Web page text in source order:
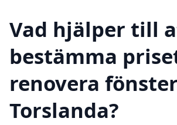
Vad hjälper till
bestämma
renovera
Torslanda?